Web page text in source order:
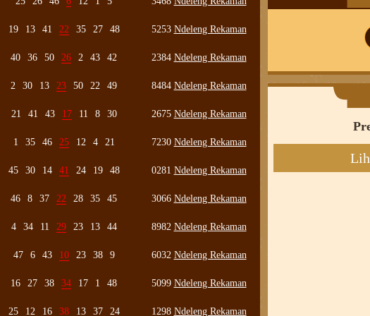
19 13 41 22 35 27 48 5253 Ndeleng Rekaman
40 36 50 26 2 43 42 2384 Ndeleng Rekaman
2 30 13 23 50 22 49 8484 Ndeleng Rekaman
21 41 43 17 11 8 30 2675 Ndeleng Rekaman
1 35 46 25 12 4 21 7230 Ndeleng Rekaman
45 30 14 41 24 19 48 0281 Ndeleng Rekaman
46 8 37 22 28 35 45 3066 Ndeleng Rekaman
4 34 11 29 23 13 44 8982 Ndeleng Rekaman
47 6 43 10 23 38 9 6032 Ndeleng Rekaman
16 27 38 34 17 1 48 5099 Ndeleng Rekaman
25 12 16 38 13 37 24 1298 Ndeleng Rekaman